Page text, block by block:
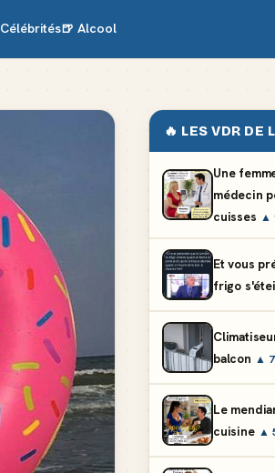
Célébrités🍺 Alcool
🔥 LES VDR DE
Une
médecin
cuisses ▲
Et vous
frigo
balcon ▲ 7
Le
cuisine ▲